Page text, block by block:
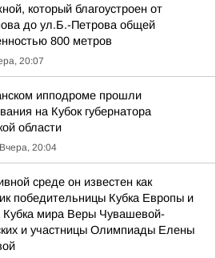
который благоустроен от
до ул.Б.-Петрова общей
800 метров
20:07
ипподроме прошли
на Кубок губернатора
области
Вчера, 20:04
среде он известен как
победительницы Кубка Европы и
Кубка мира Веры Чувашевой-
и участницы Олимпиады Елены